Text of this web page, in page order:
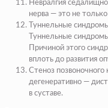
Невралгия
нерва — это не
Туннельные
Туннельные
Причиной этого
вплоть до развития
Стеноз позвоночного
дегенеративно —
в суставе.